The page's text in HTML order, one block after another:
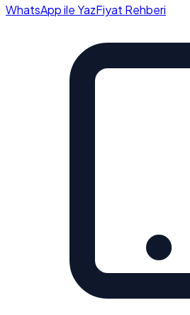
WhatsApp ile YazFiyat Rehberi